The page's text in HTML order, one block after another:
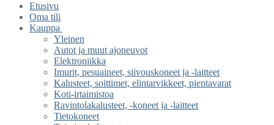
Etusivu
Oma tili
Kauppa
Yleinen
Autot ja muut ajoneuvot
Elektroniikka
Imurit, pesuaineet, siivouskoneet ja -laitteet
Kalusteet, soittimet, elintarvikkeet, pientavarat
Koti-irtaimistoa
Ravintolakalusteet, -koneet ja -laitteet
Tietokoneet